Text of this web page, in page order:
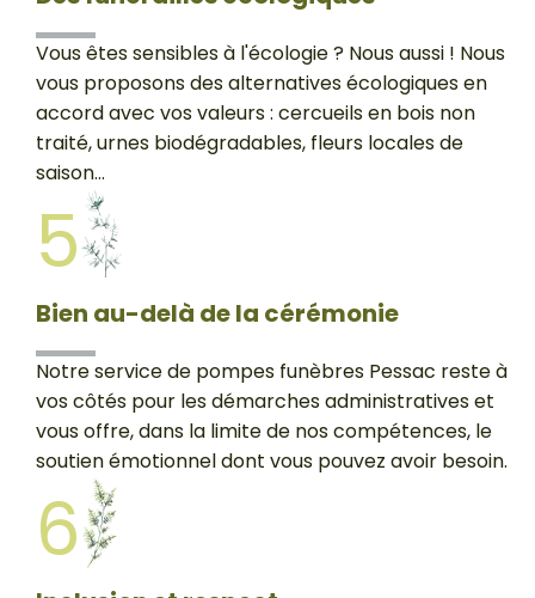
Vous êtes sensibles à l'écologie ? Nous aussi ! Nous
vous proposons des alternatives écologiques en
accord avec vos valeurs : cercueils en bois non
traité, urnes biodégradables, fleurs locales de
saison...
5
Bien au-delà de la cérémonie
Notre service de pompes funèbres Pessac reste à
vos côtés pour les démarches administratives et
vous offre, dans la limite de nos compétences, le
soutien émotionnel dont vous pouvez avoir besoin.
6